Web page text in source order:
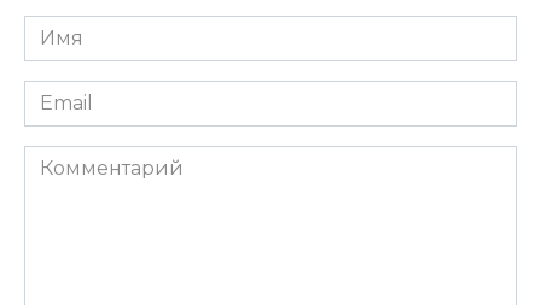
Имя
*
Email
*
Комментарий